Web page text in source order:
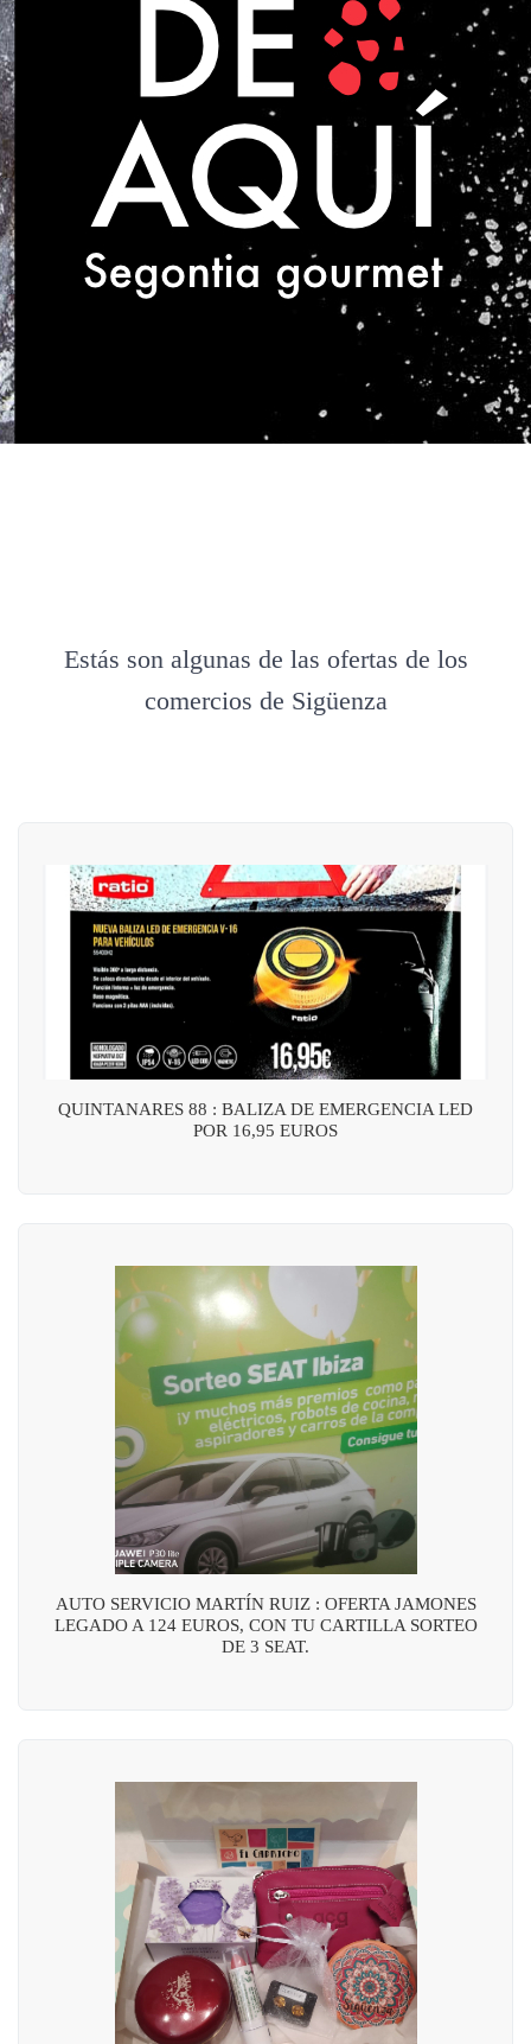
Estás son algunas de las ofertas de los
comercios de Sigüenza
QUINTANARES 88 : BALIZA DE EMERGENCIA LED
POR 16,95 EUROS
AUTO SERVICIO MARTÍN RUIZ : OFERTA JAMONES
LEGADO A 124 EUROS, CON TU CARTILLA SORTEO
DE 3 SEAT.